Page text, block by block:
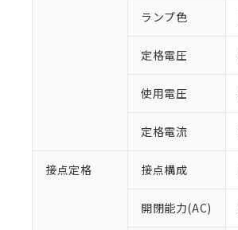
ランプ色
定格電圧
使用電圧
定格電流
接点定格 接点構成
開閉能力(AC)